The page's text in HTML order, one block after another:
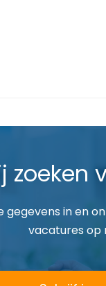
zoeken
gegevens in en
vacatures op